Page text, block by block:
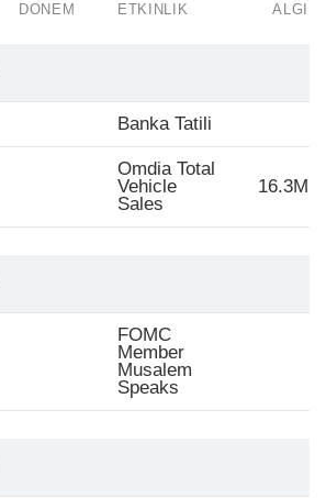
DÖNEM ETKINLIK ALGI
Banka Tatili
Omdia Total
Vehicle
Sales
16.3M
FOMC
Member
Musalem
Speaks